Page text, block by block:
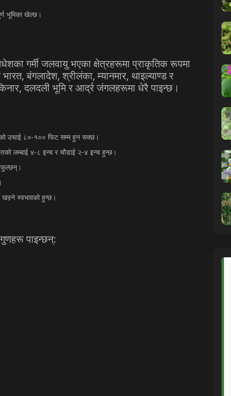
भूमिका खेल्छ।
गर्मीजलवायुभएकाक्षेत्रहरूमाप्राकृतिकरूपमा
भारत,बंगलादेश,श्रीलंका,म्यानमार, थाइल्याण्डर
,दलदलीभूमिरआर्द्रजंगलहरूमा धेरैपाइन्छ।
उचाई ८०-१०० फिट सम्म हुन सक्छ।
लम्बाई ४-८ इन्च र चौडाई २-४ इन्च हुन्छ।
फुल्छन्।
खस्र्ने स्वभावको हुन्छ।
गुणहरूपाइन्छन्: